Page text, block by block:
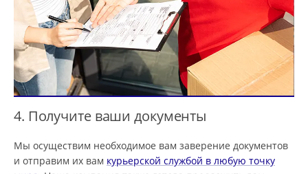
4. Получите ваши документы
Мы осуществим необходимое вам заверение документов
и отправим их вам курьерской службой в любую точку